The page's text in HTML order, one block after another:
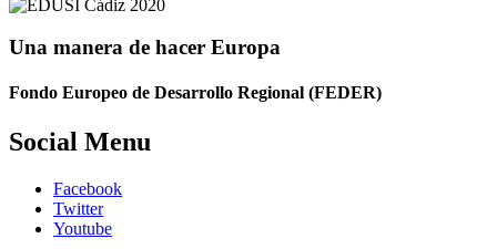
Una manera de hacer Europa
Fondo Europeo de Desarrollo Regional (FEDER)
Social Menu
Facebook
Twitter
Youtube